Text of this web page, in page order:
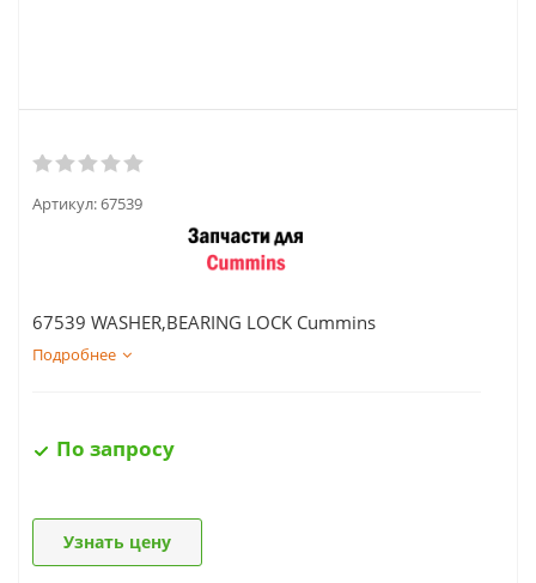
Артикул:67539
67539 WASHER,BEARING LOCK Cummins
Подробнее
По запросу
Узнать цену